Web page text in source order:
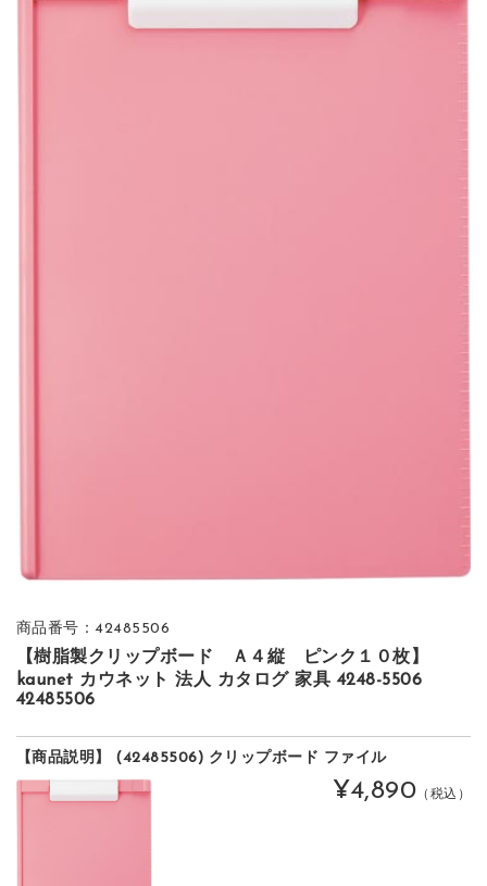
商品番号：42485506
【樹脂製クリップボード Ａ４縦 ピンク１０枚】
kaunet カウネット 法人 カタログ 家具 4248-5506
42485506
【商品説明】 (42485506) クリップボード ファイル
¥4,890 （税込）